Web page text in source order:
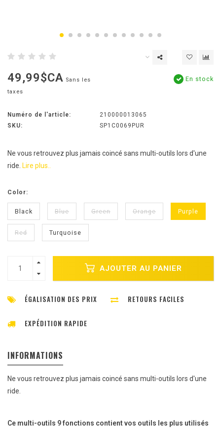
49,99$CA Sans les
taxes
En stock
Numéro de l'article:
210000013065
SKU:
SP1C0069PUR
Ne vous retrouvez plus jamais coincé sans multi-outils lors d'une
ride. Lire plus..
Color:
Black Blue Green Orange Purple
Red Turquoise
AJOUTER AU PANIER
ÉGALISATION DES PRIX RETOURS FACILES
EXPÉDITION RAPIDE
INFORMATIONS
Ne vous retrouvez plus jamais coincé sans multi-outils lors d'une
ride.
Ce multi-outils 9 fonctions contient vos outils les plus utilisés